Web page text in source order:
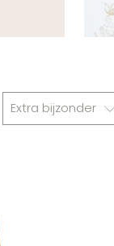
Extra bijzonder